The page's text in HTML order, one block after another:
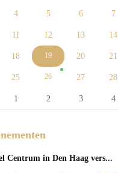
4 5 6 7
11 12 13 14
18 19 20 21
25 26 27 28
1 2 3 4
Centrum in Den Haag vers...